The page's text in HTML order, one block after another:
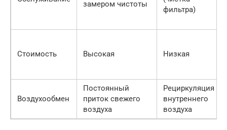
замером чистоты
фильтра)
Стоимость Высокая Низкая
Воздухообмен
Постоянный
приток свежего
воздуха
Рециркуляция
внутреннего
воздуха